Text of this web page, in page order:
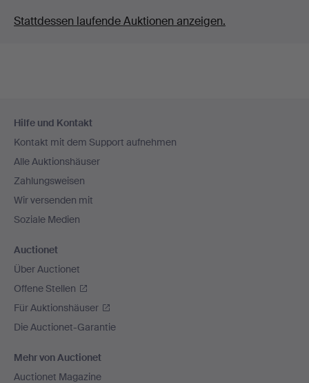
Stattdessen laufende Auktionen anzeigen.
Navigation
Hilfe und Kontakt
Kontakt mit dem Support aufnehmen
Alle Auktionshäuser
Zahlungsweisen
Wir versenden mit
Soziale Medien
Auctionet
Über Auctionet
Offene Stellen
Für Auktionshäuser
Die Auctionet-Garantie
Mehr von Auctionet
Auctionet Magazine